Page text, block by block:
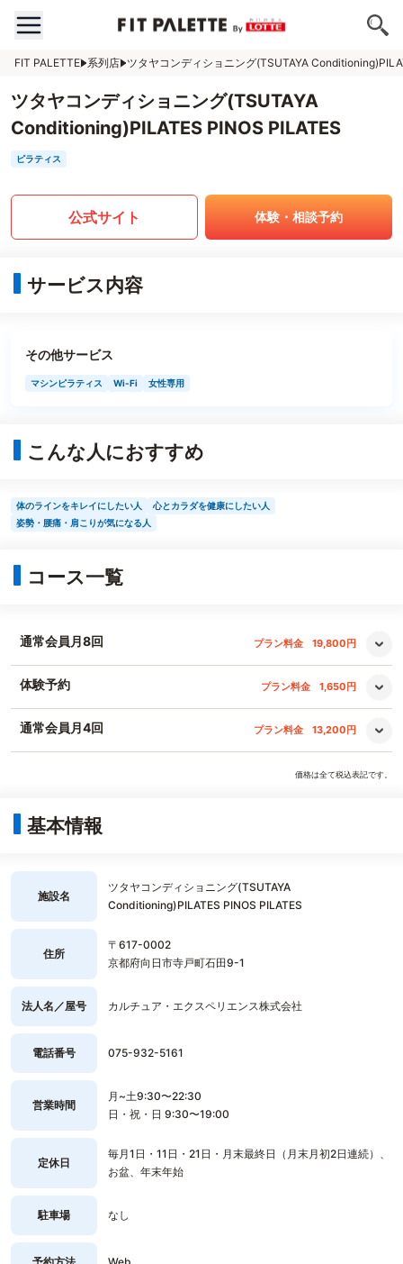
FIT PALETTE 系列店 ツタヤコンディショニング(TSUTAYA
ツタヤコンディショニング(TSUTAYA
Conditioning)PILATES PINOS PILATES
ピラティス
公式サイト 体験・相談予約
サービス内容
その他サービス
マシンピラティス Wi-Fi 女性専用
こんな人におすすめ
体のラインをキレイにしたい人
心とカラダを健康にしたい人
姿勢・腰痛・肩こりが気になる人
コース一覧
通常会員月8回 プラン料金 19,800円
体験予約 プラン料金 1,650円
通常会員月4回 プラン料金 13,200円
価格は全て税込表記です。
基本情報
施設名
ツタヤコンディショニング(TSUTAYA
Conditioning)PILATES PINOS PILATES
住所
〒617-0002
京都府向日市寺戸町石田9-1
法人名／屋号 カルチュア・エクスペリエンス株式会社
電話番号 075-932-5161
営業時間
月~土9:30〜22:30
日・祝・日 9:30〜19:00
定休日
毎月1日・11日・21日・月末最終日（月末月初2日連続）、
お盆、年末年始
駐車場 なし